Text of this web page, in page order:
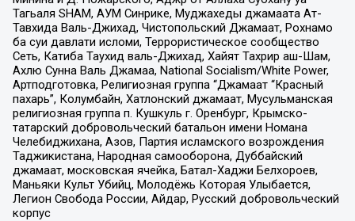
Тагьаля SHAM, АУМ Синрике, Муджахеды джамаата Ат-
Тавхида Валь-Джихад, Чистопольский Джамаат, Рохнамо
ба суи давлати исломи, Террористическое сообщество
Сеть, Катиба Таухид валь-Джихад, Хайят Тахрир аш-Шам,
Ахлю Сунна Валь Джамаа, National Socialism/White Power,
Артподготовка, Религиозная группа “Джамаат “Красный
пахарь”, Колумбайн, Хатлонский джамаат, Мусульманская
религиозная группа п. Кушкуль г. Оренбург, Крымско-
татарский добровольческий батальон имени Номана
Челебиджихана, Азов, Партия исламского возрождения
Таджикистана, Народная самооборона, Дуббайский
джамаат, московская ячейка, Батал-Хаджи Белхороев,
Маньяки Культ Убийц, Молодёжь Которая Улыбается,
Легион Свобода России, Айдар, Русский добровольческий
корпус